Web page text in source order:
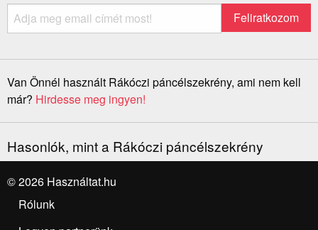
Van Önnél használt Rákóczi páncélszekrény, ami nem kell
már? Hirdesse meg ingyen!
Hasonlók, mint a Rákóczi páncélszekrény
© 2026 Használtat.hu
Rólunk